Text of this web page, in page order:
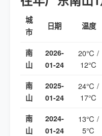
城
市
日期 温度
南
山
2026-
01-24
20℃ /
12℃
南
山
2025-
01-24
24℃ /
17℃
南
山
2024-
01-24
13℃ /
5℃